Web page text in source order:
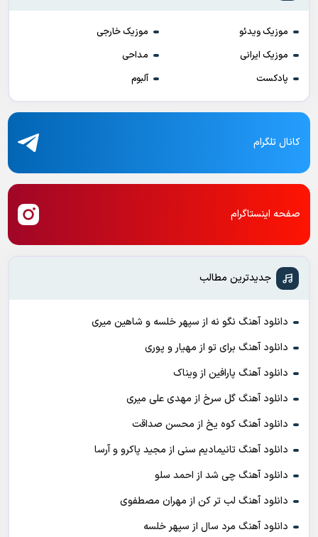
موزیک ویدئو
موزیک خارجی
موزیک ایرانی
مداحی
پادکست
آلبوم
کانال تلگرام
صفحه اینستاگرام
جدیدترین مطالب
دانلود آهنگ نگو نه از سپهر خلسه و شاهین میری
دانلود آهنگ برای تو از مهیار و پوری
دانلود آهنگ پارافین از ویناک
دانلود آهنگ گل سرخ از مهدی علی میری
دانلود آهنگ کوه یخ از محسن صداقت
دانلود آهنگ تانیمادیم سنی از مجید پاکرو و آرسا
دانلود آهنگ چی شد از احمد سلو
دانلود آهنگ لب تر کن از مهران مصطفوی
دانلود آهنگ مرد سال از سپهر خلسه